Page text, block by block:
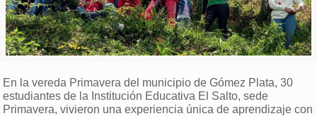
En la vereda Primavera del municipio de Gómez Plata, 30
estudiantes de la Institución Educativa El Salto, sede
Primavera, vivieron una experiencia única de aprendizaje con